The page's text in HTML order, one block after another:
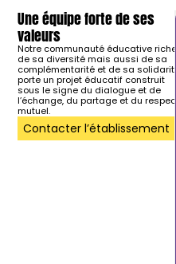
Une équipe forte de ses
valeurs
Notre communauté éducative riche
de sa diversité mais aussi de sa
complémentarité et de sa solidarité
porte un projet éducatif construit
sous le signe du dialogue et de
l’échange, du partage et du respect
mutuel.
Contacter l’établissement